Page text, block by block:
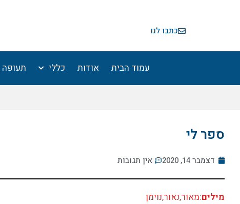
כתבו לנו
עמוד הבית אודות כללי תעופה
ספר לי
דצמבר 14, 2020 אין תגובות
מילים:מאור,נאור,נוימן